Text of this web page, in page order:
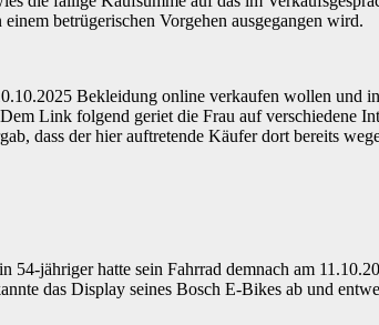
betrügerischen Vorgehen ausgegangen wird.
Bekleidung online verkaufen wollen und
Link folgend geriet die Frau auf verschiedene
dass der hier auftretende Käufer dort bereits
54-jähriger hatte sein Fahrrad demnach am
das Display seines Bosch E-Bikes ab und